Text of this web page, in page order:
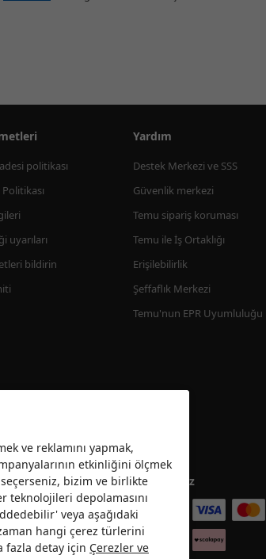
politikası
uyarıları
bildirin
Yardım
Destek Merkezi ve SSS
Güvenlik merkezi
Temu sipariş koruması
Temu ile İş Ortaklığı
Erişilebilirlik
Şeffaflık Merkezi
Temu'nun EPR Uyumluluğu
Kabul ediyoruz
ve reklamını yapmak,
etkinliğini ölçmek
bizim ve birlikte
teknolojileri depolamasını
veya aşağıdaki
hangi çerez türlerini
fazla detay için Çerezler ve